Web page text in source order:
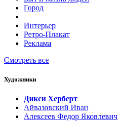
Город
Интерьер
Ретро-Плакат
Реклама
Смотреть все
Художники
Дикси Херберт
Айвазовский Иван
Алексеев Федор Яковлевич